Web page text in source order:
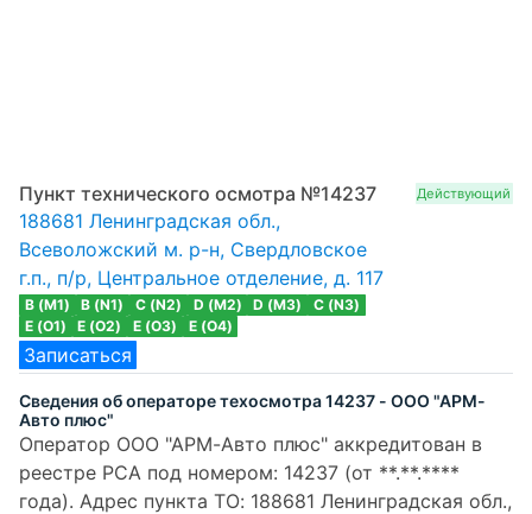
Пункт технического осмотра №14237
188681 Ленинградская обл.,
Всеволожский м. р-н, Свердловское
г.п., п/р, Центральное отделение, д. 117
B (M1) B (N1) C (N2) D (M2) D (M3)
C (N3)
E (O1)
E (O2) E (O3) E (O4)
Записаться
Действующий
Сведения об операторе техосмотра 14237 - ООО "АРМ-
Авто плюс"
Оператор ООО "АРМ-Авто плюс" аккредитован в
реестре РСА под номером: 14237 (от **.**.****
года). Адрес пункта ТО: 188681 Ленинградская обл.,